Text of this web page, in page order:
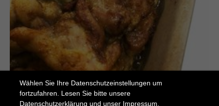
Wählen Sie Ihre Datenschutzeinstellungen um
fortzufahren. Lesen Sie bitte unsere
Datenschutzerklärung und unser Impressum.